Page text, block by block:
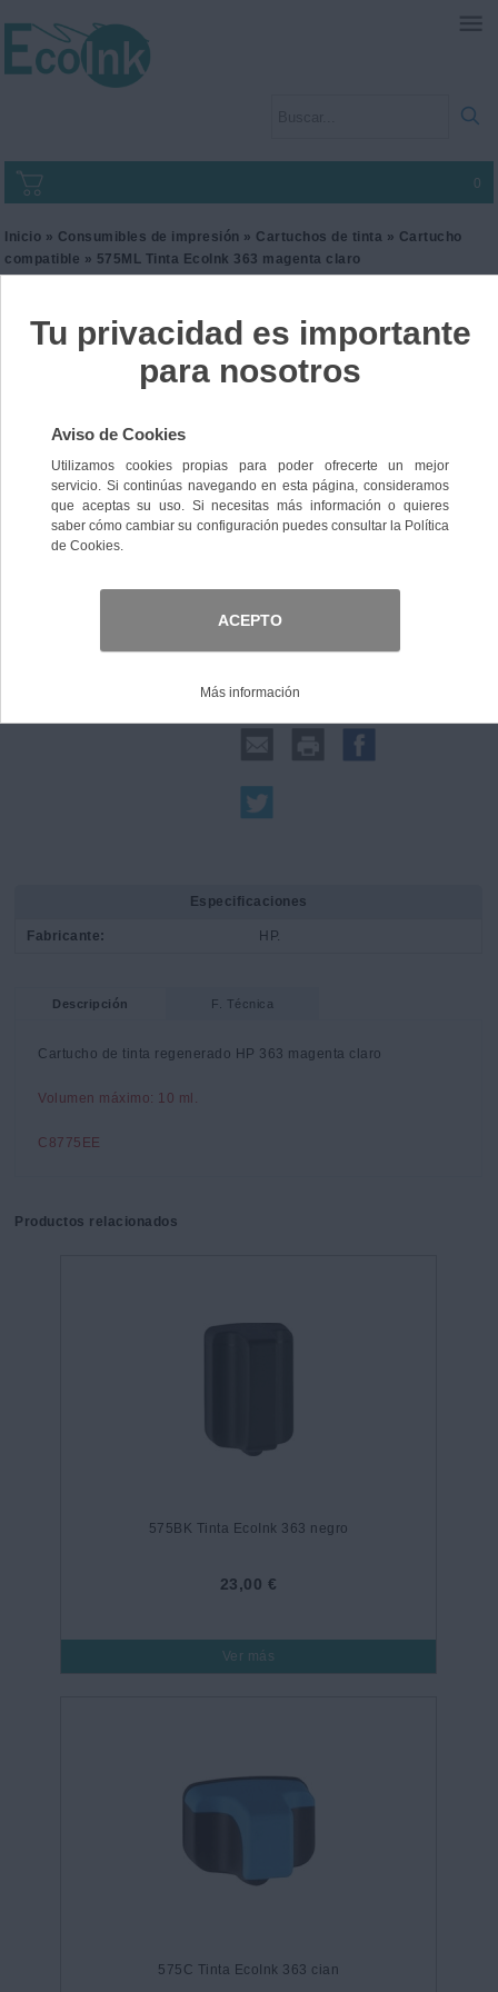
0
Inicio » Consumibles de impresión » Cartuchos de tinta » Cartucho
compatible » 575ML Tinta EcoInk 363 magenta claro
575ML Tinta EcoInk 363
Ref. I3HP363ML
Compartir:
Especificaciones
Fabricante: HP.
Descripción F. Técnica
Cartucho de tinta regenerado HP 363 magenta claro
Volumen máximo: 10 ml.
C8775EE
Productos relacionados
575BK Tinta EcoInk 363 negro
23,00 €
Ver más
575C Tinta EcoInk 363 cian